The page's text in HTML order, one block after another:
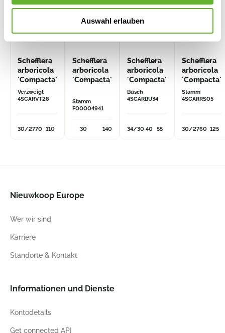
Auswahl erlauben
Schefflera
arboricola
'Compacta'
Verzweigt
4SCARVT28
30/2770 110
Schefflera
arboricola
'Compacta'
Stamm
F00004941
30 140
Schefflera
arboricola
'Compacta'
Busch
4SCARBU34
34/30 40 55
Schefflera
arboricola
'Compacta'
Stamm
4SCARRS05
30/2760 125
Nieuwkoop Europe
Wer wir sind
Karriere
Standorte & Kontakt
Informationen und Dienste
Kontodetails
Get connected API